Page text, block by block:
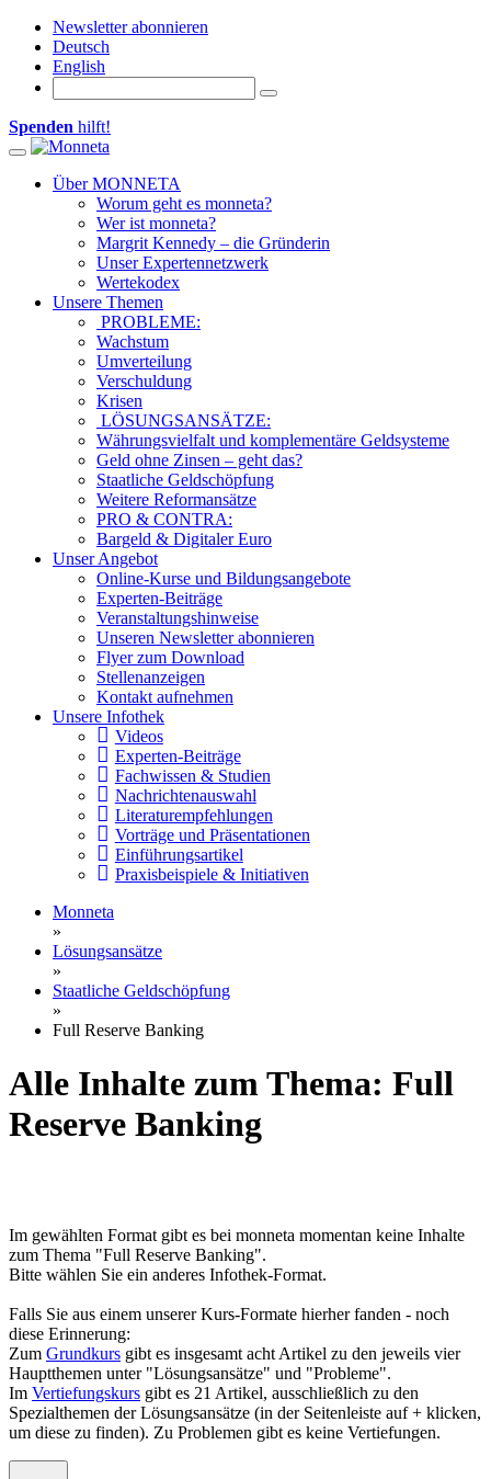
Newsletter abonnieren
Deutsch
English
Spenden hilft!
Toggle navigation
Über MONNETA
Worum geht es monneta?
Wer ist monneta?
Margrit Kennedy – die Gründerin
Unser Expertennetzwerk
Wertekodex
Unsere Themen
PROBLEME:
Wachstum
Umverteilung
Verschuldung
Krisen
LÖSUNGSANSÄTZE:
Währungsvielfalt und komplementäre Geldsysteme
Geld ohne Zinsen – geht das?
Staatliche Geldschöpfung
Weitere Reformansätze
PRO & CONTRA:
Bargeld & Digitaler Euro
Unser Angebot
Online-Kurse und Bildungsangebote
Experten-Beiträge
Veranstaltungshinweise
Unseren Newsletter abonnieren
Flyer zum Download
Stellenanzeigen
Kontakt aufnehmen
Unsere Infothek
Videos
Experten-Beiträge
Fachwissen & Studien
Nachrichtenauswahl
Literaturempfehlungen
Vorträge und Präsentationen
Einführungsartikel
Praxisbeispiele & Initiativen
Monneta
»
Lösungsansätze
»
Staatliche Geldschöpfung
»
Full Reserve Banking
Alle Inhalte zum Thema: Full
Reserve Banking
Im gewählten Format gibt es bei monneta momentan keine Inhalte
zum Thema "Full Reserve Banking".
Bitte wählen Sie ein anderes Infothek-Format.
Falls Sie aus einem unserer Kurs-Formate hierher fanden - noch
diese Erinnerung:
Zum Grundkurs gibt es insgesamt acht Artikel zu den jeweils vier
Hauptthemen unter "Lösungsansätze" und "Probleme".
Im Vertiefungskurs gibt es 21 Artikel, ausschließlich zu den
Spezialthemen der Lösungsansätze (in der Seitenleiste auf + klicken,
um diese zu finden). Zu Problemen gibt es keine Vertiefungen.